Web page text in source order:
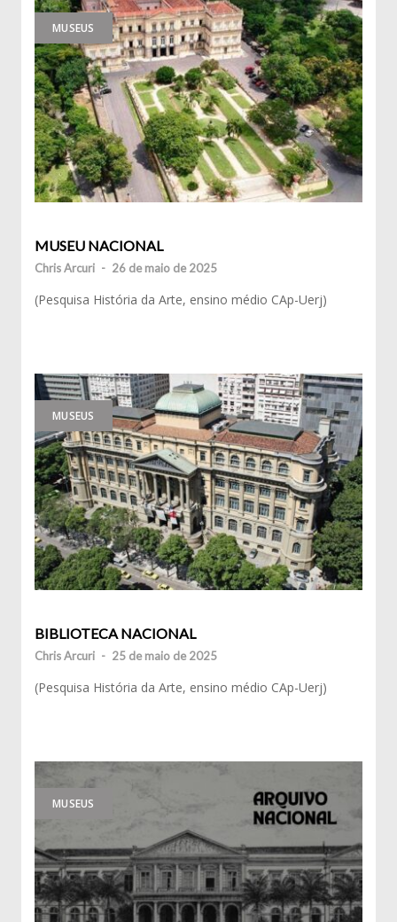
MUSEUS
MUSEU NACIONAL
Chris Arcuri - 26 de maio de 2025
(Pesquisa História da Arte, ensino médio CAp-Uerj)
MUSEUS
BIBLIOTECA NACIONAL
Chris Arcuri - 25 de maio de 2025
(Pesquisa História da Arte, ensino médio CAp-Uerj)
MUSEUS